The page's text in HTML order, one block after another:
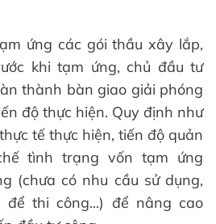
ứng các gói thầu xây lắp,
khi tạm ứng, chủ đầu tư
thành bàn giao giải phóng
độ thực hiện. Quy định như
tế thực hiện, tiến độ quản
tình trạng vốn tạm ứng
(chưa có nhu cầu sử dụng,
thi công...) để nâng cao